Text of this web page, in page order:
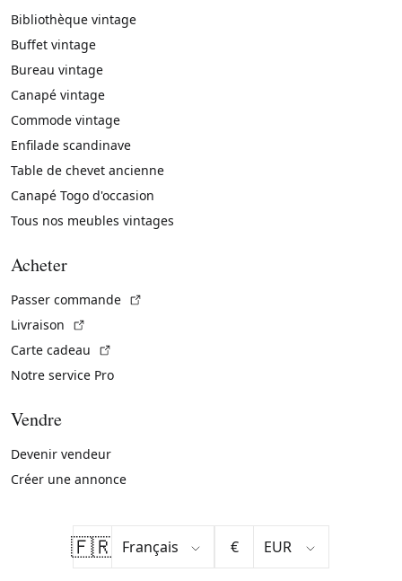
Bibliothèque vintage
Buffet vintage
Bureau vintage
Canapé vintage
Commode vintage
Enfilade scandinave
Table de chevet ancienne
Canapé Togo d'occasion
Tous nos meubles vintages
Acheter
Passer commande
Livraison
Carte cadeau
Notre service Pro
Vendre
Devenir vendeur
Créer une annonce
🇫🇷 €